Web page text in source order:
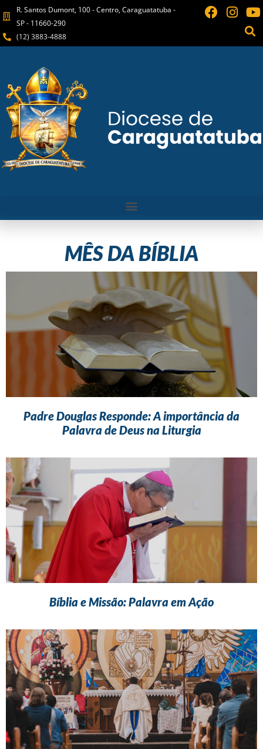
R. Santos Dumont, 100 - Centro, Caraguatatuba -
SP - 11660-290
(12) 3883-4888
MÊS DA BÍBLIA
Padre Douglas Responde: A importância da
Palavra de Deus na Liturgia
Bíblia e Missão: Palavra em Ação